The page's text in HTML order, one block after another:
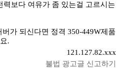
력보다 여유가 좀 있는걸 고르시는
가 되신다면 정격 350-449W제품
.
121.127.82.xxx
불법 광고글 신고하기